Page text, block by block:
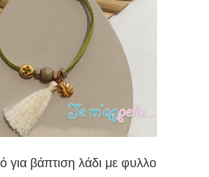
για βάπτιση λάδι με φυλλο